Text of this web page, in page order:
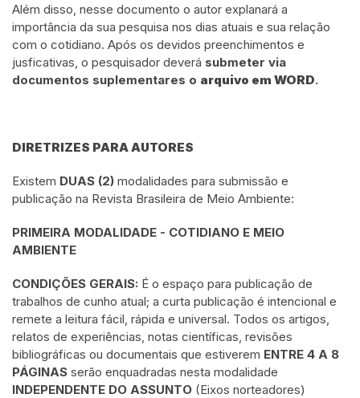
Além disso, nesse documento o autor explanará a
importância da sua pesquisa nos dias atuais e sua relação
com o cotidiano. Após os devidos preenchimentos e
jusficativas, o pesquisador deverá submeter via
documentos suplementares o arquivo em WORD.
DIRETRIZES PARA AUTORES
Existem DUAS (2) modalidades para submissão e
publicação na Revista Brasileira de Meio Ambiente:
PRIMEIRA MODALIDADE - COTIDIANO E MEIO
AMBIENTE
CONDIÇÕES GERAIS: É o espaço para publicação de
trabalhos de cunho atual; a curta publicação é intencional e
remete a leitura fácil, rápida e universal. Todos os artigos,
relatos de experiências, notas científicas, revisões
bibliográficas ou documentais que estiverem ENTRE 4 A 8
PÁGINAS serão enquadradas nesta modalidade
INDEPENDENTE DO ASSUNTO (Eixos norteadores)